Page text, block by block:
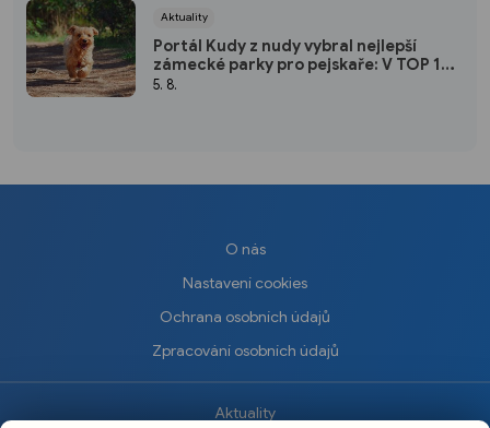
Aktuality
Portál Kudy z nudy vybral nejlepší
zámecké parky pro pejskaře: V TOP 10
nechybí ani jeden kousek od Plzně
5. 8.
O nás
Nastavení cookies
Ochrana osobních údajů
Zpracování osobních údajů
Aktuality